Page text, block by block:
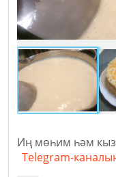
Иң мөһим һәм
Telegram-